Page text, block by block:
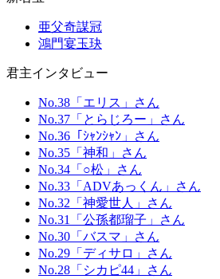
亜父奇謀冠
鴻門宴玉玦
君主インタビュー
No.38「エリス」さん
No.37「とらじろー」さん
No.36「ｼｬﾝｼｬﾝ」さん
No.35「神和」さん
No.34「○松」さん
No.33「ADVあっくん」さん
No.32「神愛世人」さん
No.31「公孫都瑠子」さん
No.30「バスマ」さん
No.29「ディサロ」さん
No.28「シカピ44」さん